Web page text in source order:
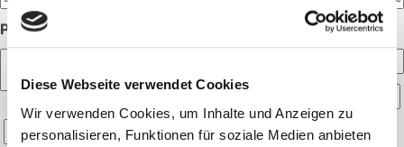
Diese Webseite verwendet Cookies
Wir verwenden Cookies, um Inhalte und Anzeigen zu
personalisieren, Funktionen für soziale Medien anbieten
PERSÖNLICHE ANGABEN: